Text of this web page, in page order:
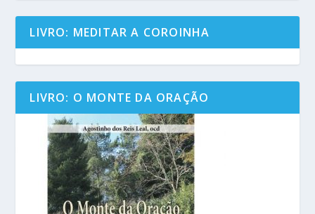
LIVRO: MEDITAR A COROINHA
LIVRO: O MONTE DA ORAÇÃO